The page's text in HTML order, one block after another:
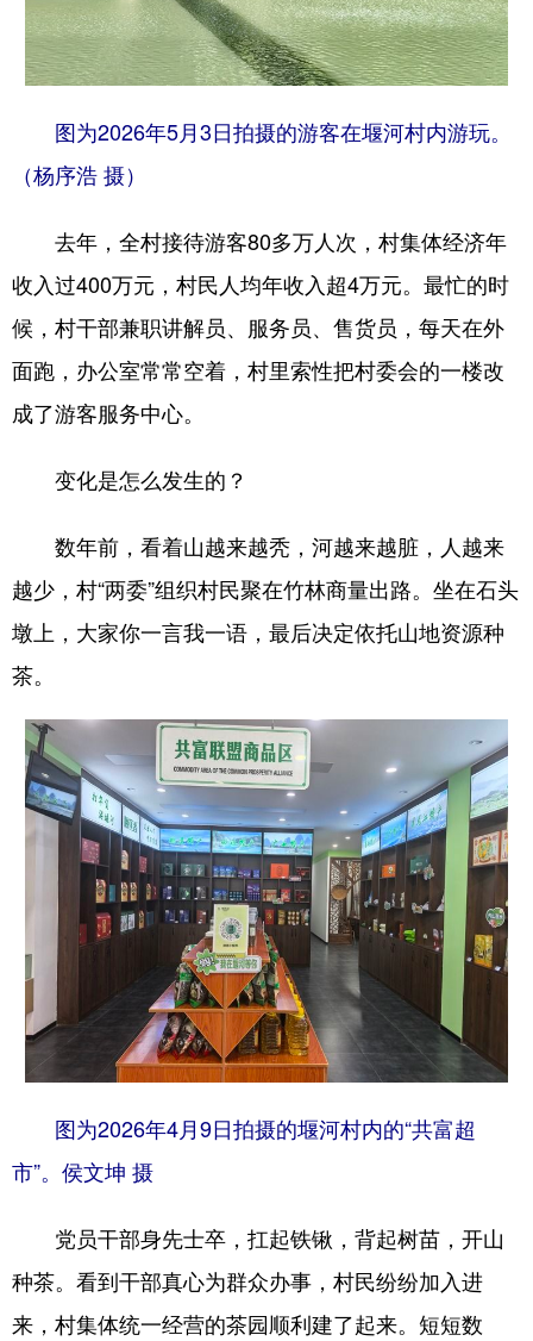
图为2026年5月3日拍摄的游客在堰河村内游玩。
（杨序浩 摄）
去年，全村接待游客80多万人次，村集体经济年
收入过400万元，村民人均年收入超4万元。最忙的时
候，村干部兼职讲解员、服务员、售货员，每天在外
面跑，办公室常常空着，村里索性把村委会的一楼改
成了游客服务中心。
变化是怎么发生的？
数年前，看着山越来越秃，河越来越脏，人越来
越少，村“两委”组织村民聚在竹林商量出路。坐在石头
墩上，大家你一言我一语，最后决定依托山地资源种
茶。
图为2026年4月9日拍摄的堰河村内的“共富超
市”。侯文坤 摄
党员干部身先士卒，扛起铁锹，背起树苗，开山
种茶。看到干部真心为群众办事，村民纷纷加入进
来，村集体统一经营的茶园顺利建了起来。短短数